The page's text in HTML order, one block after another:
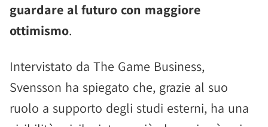
guardare al futuro con maggiore
ottimismo.
Intervistato da The Game Business,
Svensson ha spiegato che, grazie al suo
ruolo a supporto degli studi esterni, ha una